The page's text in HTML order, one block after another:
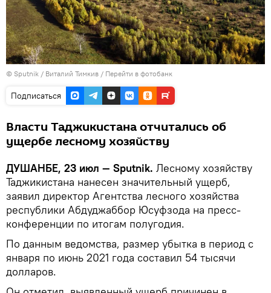
© Sputnik / Виталий Тимкив / Перейти в фотобанк
Подписаться
Власти Таджикистана отчитались об
ущербе лесному хозяйству
ДУШАНБЕ, 23 июл — Sputnik. Лесному хозяйству
Таджикистана нанесен значительный ущерб,
заявил директор Агентства лесного хозяйства
республики Абдуджаббор Юсуфзода на пресс-
конференции по итогам полугодия.
По данным ведомства, размер убытка в период с
января по июнь 2021 года составил 54 тысячи
долларов.